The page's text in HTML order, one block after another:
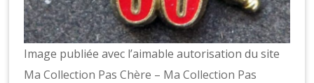
Image publiée avec l’aimable autorisation du site
Ma Collection Pas Chère – Ma Collection Pas